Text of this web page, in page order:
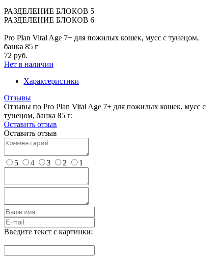
РАЗДЕЛЕНИЕ БЛОКОВ 5
РАЗДЕЛЕНИЕ БЛОКОВ 6
Pro Plan Vital Age 7+ для пожилых кошек, мусс с тунецом,
банка 85 г
72 руб.
Нет в наличии
Характеристики
Отзывы
Отзывы по Pro Plan Vital Age 7+ для пожилых кошек, мусс с
тунецом, банка 85 г:
Оставить отзыв
Оставить отзыв
5 4 3 2 1
Введите текст с картинки: